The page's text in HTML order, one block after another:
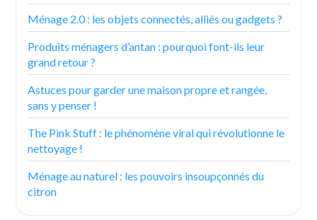
Ménage 2.0 : les objets connectés, alliés ou gadgets ?
Produits ménagers d’antan : pourquoi font-ils leur
grand retour ?
Astuces pour garder une maison propre et rangée,
sans y penser !
The Pink Stuff : le phénomène viral qui révolutionne le
nettoyage !
Ménage au naturel : les pouvoirs insoupçonnés du
citron